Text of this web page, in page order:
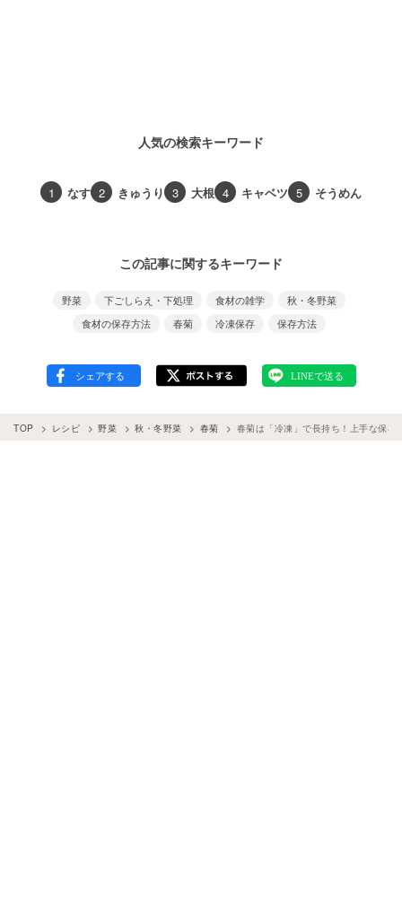
人気の検索キーワード
1 なす 2 きゅうり 3 大根 4 キャベツ 5 そうめん
この記事に関するキーワード
野菜 下ごしらえ・下処理 食材の雑学
秋・冬野菜
食材の保存方法
春菊 冷凍保存 保存方法
TOP レシピ 野菜 秋・冬野菜 春菊 春菊は「冷凍」で長持ち！上手な保存